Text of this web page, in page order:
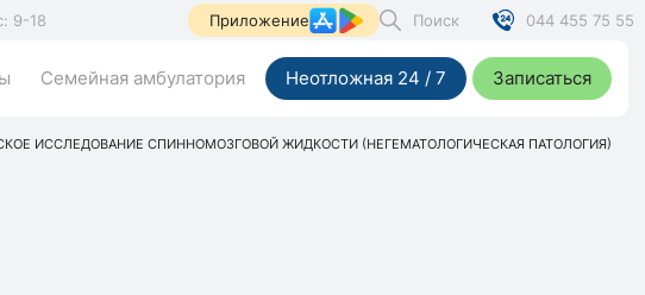
9-18 Приложение Поиск 044 455 75 55
Семейная амбулатория Неотложная 24 / 7 Записаться
ИССЛЕДОВАНИЕ СПИННОМОЗГОВОЙ ЖИДКОСТИ (НЕГЕМАТОЛОГИЧЕСКАЯ ПАТОЛОГИЯ)